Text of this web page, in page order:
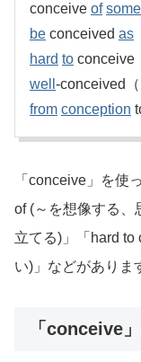
conceive of
be conceived as
hard to conceive
well -conceived（
from conception
「conceive」を使
of (～を想像する、
立てる)」「hard to
い)」などがありま
「conceive